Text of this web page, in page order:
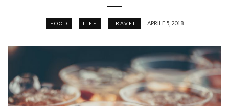
FOOD LIFE TRAVEL APRILE 5, 2018